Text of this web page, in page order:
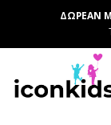
ΔΩΡΕΑΝ